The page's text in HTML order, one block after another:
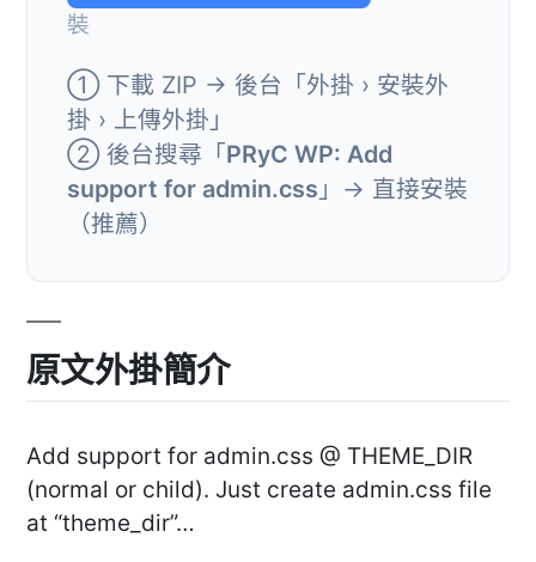
裝
① 下載 ZIP → 後台「外掛 › 安裝外
掛 › 上傳外掛」
② 後台搜尋「PRyC WP: Add
support for admin.css 」→ 直接安裝
（推薦）
原文外掛簡介
Add support for admin.css @ THEME_DIR
(normal or child). Just create admin.css file
at “theme_dir”…